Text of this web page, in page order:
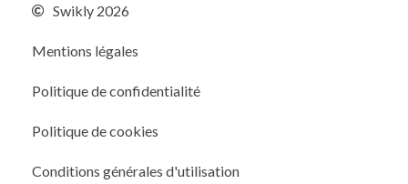
Swikly 2026
Mentions légales
Politique de confidentialité
Politique de cookies
Conditions générales d'utilisation